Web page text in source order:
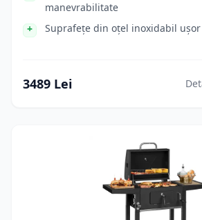
manevrabilitate
Suprafețe din oțel inoxidabil
3489 Lei